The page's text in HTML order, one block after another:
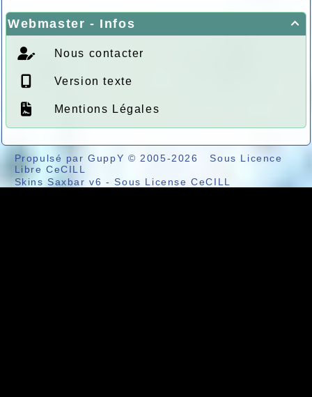

Webmaster - Infos
Nous contacter
Version texte
Mentions Légales
Propulsé par GuppY © 2005-2026
Sous Licence
Libre CeCILL
Skins Saxbar v6 - Sous License CeCILL